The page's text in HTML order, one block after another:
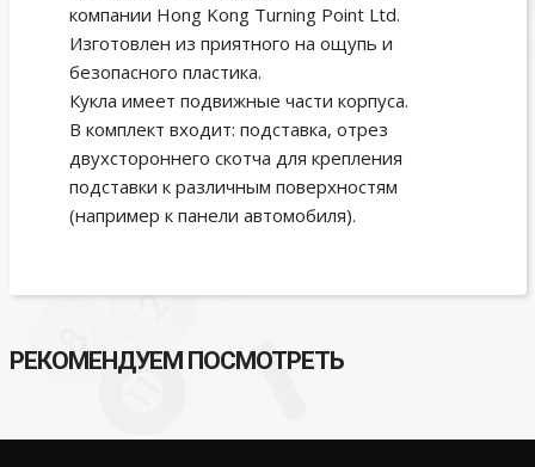
компании Hong Kong Turning Point Ltd.
Изготовлен из приятного на ощупь и
безопасного пластика.
Кукла имеет подвижные части корпуса.
В комплект входит: подставка, отрез
двухстороннего скотча для крепления
подставки к различным поверхностям
(например к панели автомобиля).
РЕКОМЕНДУЕМ ПОСМОТРЕТЬ